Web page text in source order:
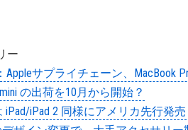
ー
Appleサプライチェーン、MacBook
の出荷を10月から開始？
iPad/iPad 2 同様にアメリカ先行発売